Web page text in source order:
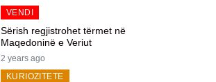
VENDI
Sërish regjistrohet tërmet në
Maqedoninë e Veriut
2 years ago
KURIOZITETE